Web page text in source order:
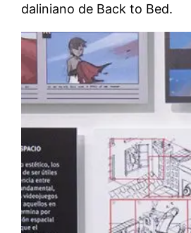
daliniano de Back to Bed.